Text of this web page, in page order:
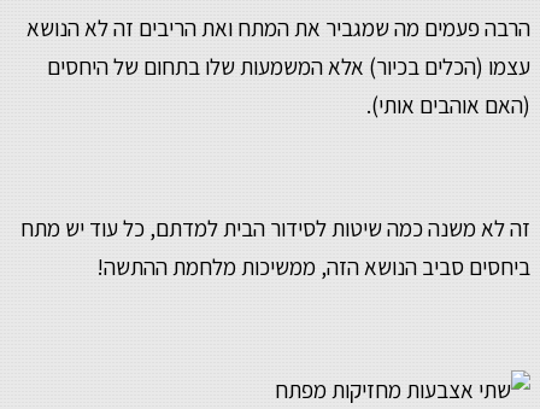
הרבה פעמים מה שמגביר את המתח ואת הריבים זה לא הנושא
עצמו (הכלים בכיור) אלא המשמעות שלו בתחום של היחסים
(האם אוהבים אותי).
זה לא משנה כמה שיטות לסידור הבית למדתם, כל עוד יש מתח
ביחסים סביב הנושא הזה, ממשיכות מלחמת ההתשה!